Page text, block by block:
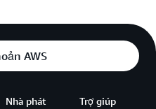
AWS
Nhà phát
Trợ giúp